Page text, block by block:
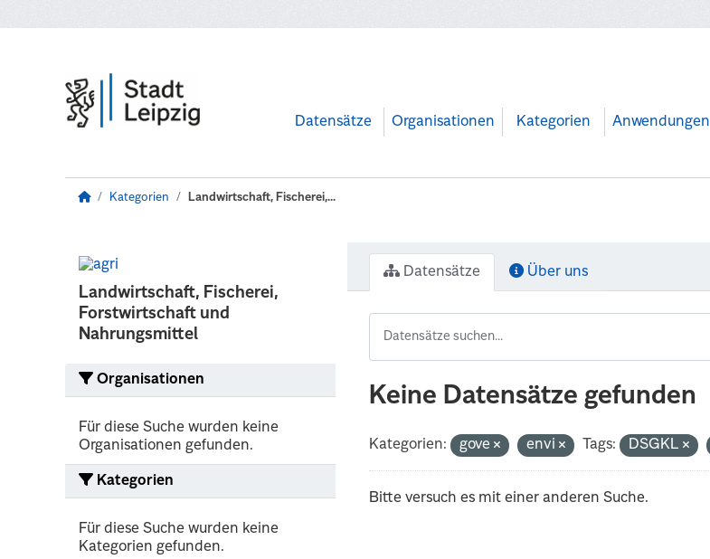
Datensätze Organisationen Kategorien Anwendungen
Kategorien Landwirtschaft, Fischerei,...
Landwirtschaft, Fischerei,
Forstwirtschaft und
Nahrungsmittel
Organisationen
Für diese Suche wurden keine
Organisationen gefunden.
Kategorien
Für diese Suche wurden keine
Kategorien gefunden.
Datensätze Über uns
Keine Datensätze gefunden
Kategorien: gove envi Tags: DSGKL
Bitte versuch es mit einer anderen Suche.